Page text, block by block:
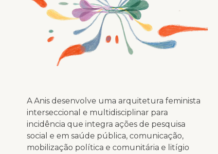
A Anis desenvolve uma arquitetura feminista
interseccional e multidisciplinar para
incidência que integra ações de pesquisa
social e em saúde pública, comunicação,
mobilização política e comunitária e litígio